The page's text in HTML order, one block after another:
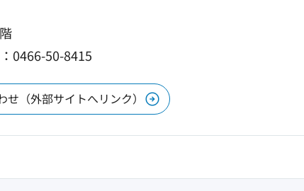
0466-50-8415
せ（外部サイトへリンク）